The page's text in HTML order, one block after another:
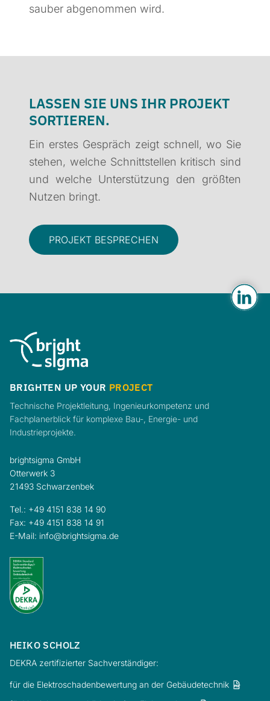
sauber abgenommen wird.
LASSEN SIE UNS IHR PROJEKT
SORTIEREN.
Ein erstes Gespräch zeigt schnell, wo Sie
stehen, welche Schnittstellen kritisch sind
und welche Unterstützung den größten
Nutzen bringt.
PROJEKT BESPRECHEN
BRIGHTEN UP YOUR PROJECT
Technische Projektleitung, Ingenieurkompetenz und
Fachplanerblick für komplexe Bau-, Energie- und
Industrieprojekte.
brightsigma GmbH
Otterwerk 3
21493 Schwarzenbek
Tel.: +49 4151 838 14 90
Fax: +49 4151 838 14 91
E-Mail: info@brightsigma.de
HEIKO SCHOLZ
DEKRA zertifizierter Sachverständiger:
für die Elektroschadenbewertung an der Gebäudetechnik